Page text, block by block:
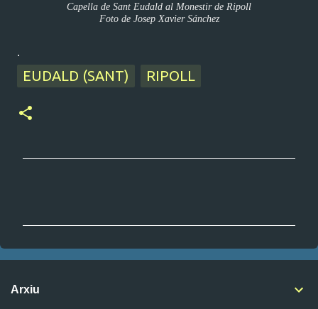
Capella de Sant Eudald al Monestir de Ripoll
Foto de Josep Xavier Sánchez
.
EUDALD (SANT) RIPOLL
n
Arxiu